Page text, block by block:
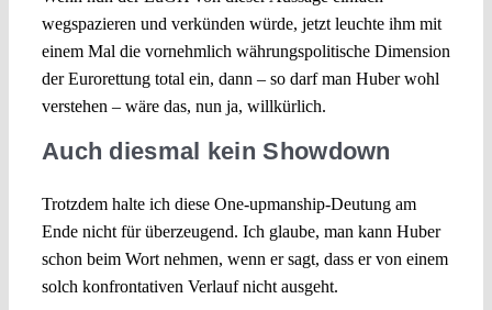
wegspazieren und verkünden würde, jetzt leuchte ihm mit
einem Mal die vornehmlich währungspolitische Dimension
der Eurorettung total ein, dann – so darf man Huber wohl
verstehen – wäre das, nun ja, willkürlich.
Auch diesmal kein Showdown
Trotzdem halte ich diese One-upmanship-Deutung am
Ende nicht für überzeugend. Ich glaube, man kann Huber
schon beim Wort nehmen, wenn er sagt, dass er von einem
solch konfrontativen Verlauf nicht ausgeht.